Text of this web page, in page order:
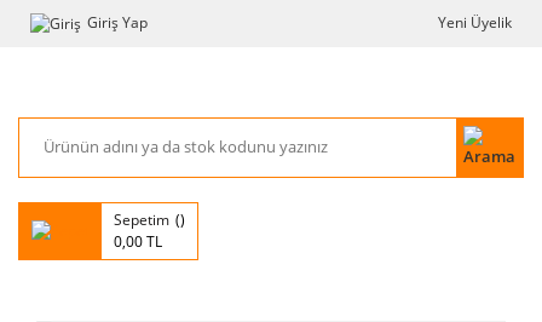
Giriş Yap Yeni Üyelik
Sepetim
0,00 TL